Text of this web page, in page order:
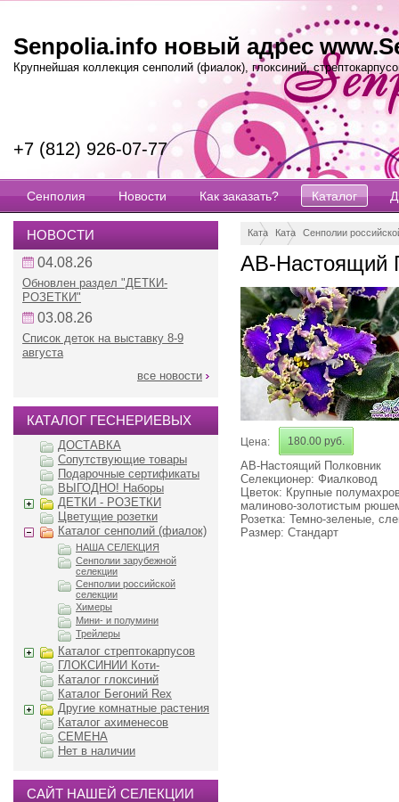
КаталогКаталог сенполий (фиалок)
Сенполии
АВ-Настоящий
Цена: 180.00 руб.
АВ-Настоящий Полковник
Селекционер: Фиалковод
Цветок: Крупные
малиново-золотистым
Розетка: Темно-зеленые,
Размер: Стандарт
НОВОСТИ
04.08.26
Обновлен раздел "ДЕТКИ-
РОЗЕТКИ"
03.08.26
Список деток на выставку 8-9
августа
все новости
КАТАЛОГ ГЕСНЕРИЕВЫХ
ДОСТАВКА
Сопутствующие товары
Подарочные сертификаты
ВЫГОДНО! Наборы
ДЕТКИ - РОЗЕТКИ
Цветущие розетки
Каталог сенполий (фиалок)
НАША СЕЛЕКЦИЯ
Сенполии зарубежной
селекции
Сенполии российской
селекции
Химеры
Мини- и полумини
Трейлеры
Каталог стрептокарпусов
ГЛОКСИНИИ Коти-
Каталог глоксиний
Каталог Бегоний Rex
Другие комнатные растения
Каталог ахименесов
СЕМЕНА
Нет в наличии
САЙТ НАШЕЙ СЕЛЕКЦИИ
Senpolia.info новый адрес
Крупнейшая коллекция сенполий (фиалок), глоксиний,
+7 (812) 926-07-77
Сенполия Новости Как заказать? Каталог